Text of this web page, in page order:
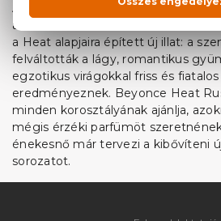
A Heat nagy sikerét meglovagolva
a következő illatát, a Heat Rush-t.
a Heat alapjaira épített új illat: a
felváltották a lágy, romantikus
egzotikus virágokkal friss és
eredményeznek. Beyonce Heat
minden korosztályának ajánlja,
mégis érzéki parfümöt
énekesnő már tervezi a kibővíteni
sorozatot.